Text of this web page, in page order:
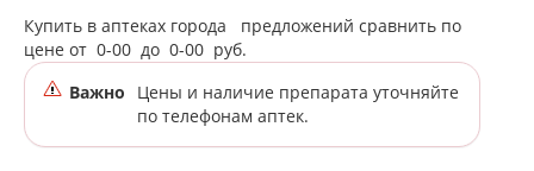
города Екатеринбурга
Купить в аптеках города
предложений сравнить по
цене от 0-00 до 0-00 руб.
Важно
Цены и наличие препарата уточняйте
по телефонам аптек.